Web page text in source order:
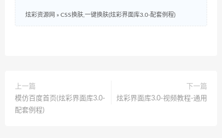
炫彩资源网 » CSS换肤,一键换肤(炫彩界面库3.0-配套例程)
上一篇
模仿百度首页(炫彩界面库3.0-
配套例程)
下一篇
炫彩界面库3.0-视频教程-通用